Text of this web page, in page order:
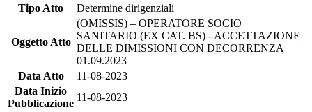
Tipo Atto
Determine dirigenziali
Oggetto Atto
(OMISSIS) – OPERATORE SOCIO
SANITARIO (EX CAT. BS) - ACCETTAZIONE
DELLE DIMISSIONI CON DECORRENZA
01.09.2023
Data Atto
11-08-2023
Data Inizio
Pubblicazione
11-08-2023